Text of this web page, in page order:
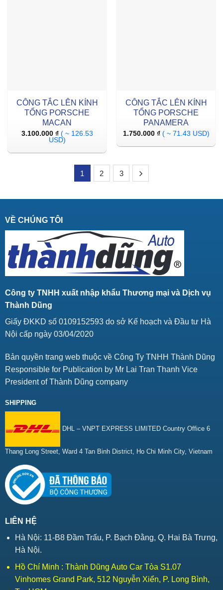
CÔNG TẮC LÊN KÍNH
TỔNG PORSCHE
MACAN
3.100.000 ₫ ( ~ 126.53
USD)
CÔNG TẮC LÊN KÍNH
TỔNG PORSCHE
PANAMERA
1.750.000 ₫ ( ~ 71.43 USD)
1 2 3
VỀ CHÚNG TÔI
Công ty TNHH xuất nhập khẩu Thương mại và Dịch vụ
Thành Dũng
Giấy ĐKKD số 0109152593 do sở Kế hoạch và Đầu tư Hà
Nội cấp ngày 03/04/2020
Bản quyền trang web thuộc về Công Ty TNHH Thành Dũng
Responsible for Publication by Mr Lai Tran Thanh Vice
President of Thành Dũng company
SHIPPING
DHL – VNPT EXPRESS LIMITED Country Office 6
Thang Long Street, Ward 4 Tan Binh District, Ho Chi Minh City, Vietnam
LIÊN HỆ
Hà Nội: 11-B8 Đầm Trấu, P. Bạch Đằng, Q. Hai Bà Trưng,
Hà Nội.
Hồ Chí Minh : Thành Dũng Auto Car Tòa S1.07
Vinhomes Grand Park, 512 Nguyễn Xiển, P. Long Bình,